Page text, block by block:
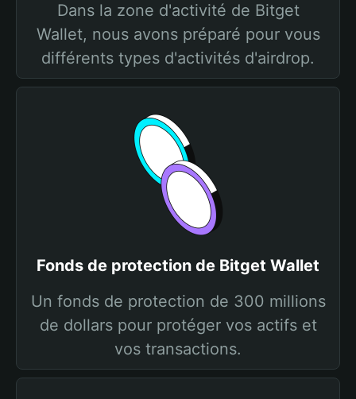
Dans la zone d'activité de Bitget
Wallet, nous avons préparé pour vous
différents types d'activités d'airdrop.
Fonds de protection de Bitget Wallet
Un fonds de protection de 300 millions
de dollars pour protéger vos actifs et
vos transactions.